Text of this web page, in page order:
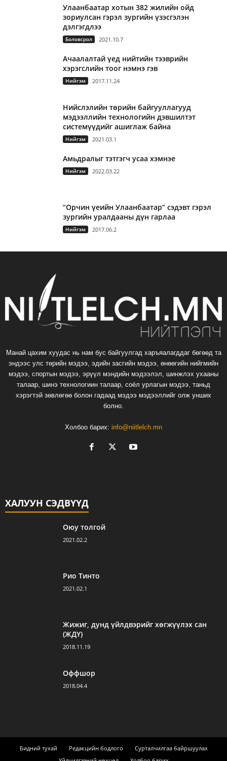
Улаанбаатар хотын 382 жилийн ойд
зориулсан гэрэл зургийн үзэсгэлэн
дэлгэгдлээ
Боловсрол 2021.10.7
Ачаалалтай үед нийтийн тээврийн
хэрэгслийн тоог нэмнэ гэв
Нийгэм 2017.11.24
Нийслэлийн төрийн байгууллагууд
мэдээллийн технологийн дэвшилтэт
системүүдийг ашиглаж байна
Нийгэм 2021.03.1
Амьдралыг тэтгэгч усаа хэмнэе
Нийгэм 2022.03.22
“Орчин үеийн Улаанбаатар” сэдэвт гэрэл
зургийн уралдааны дүн гарлаа
Нийгэм 2017.06.2
Манай цахим хуудас нь нам бус байгуулгад харъяалагддаг бөгөөд та
эндээс улс төрийн мэдээ, эдийн засгийн мэдээ, өнөөгийн нийгмийн
мэдээ, спортын мэдээ, эрүүл мэндийн мэдээлэл, шинжлэх ухааны
талаар, шинэ технологиин талаар, соёл урлагын мэдээ, таньд
хэрэгтэй зөвлөгөө болон гадаад мэдээ мэдээллийг олж унших
болно.
Холбоо барих: info@niitlelch.mn
ХАЛУУН СЭДВҮҮД
Оюу толгой
2021.02.2
Рио Тинто
2021.02.1
Жижиг, дунд үйлдвэрийг хөгжүүлэх сан
(ЖДҮ)
2018.11.19
Оффшор
2018.04.4
Бидний тухай Редакцийн бодлого
Сурталчилгаа байршуулах